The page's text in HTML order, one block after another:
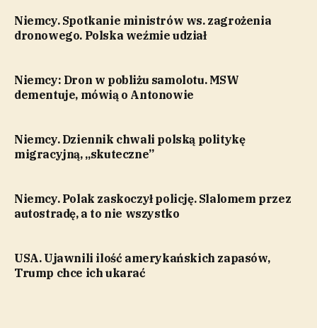
Niemcy. Spotkanie ministrów ws. zagrożenia
dronowego. Polska weźmie udział
Niemcy: Dron w pobliżu samolotu. MSW
dementuje, mówią o Antonowie
Niemcy. Dziennik chwali polską politykę
migracyjną, „skuteczne”
Niemcy. Polak zaskoczył policję. Slalomem przez
autostradę, a to nie wszystko
USA. Ujawnili ilość amerykańskich zapasów,
Trump chce ich ukarać